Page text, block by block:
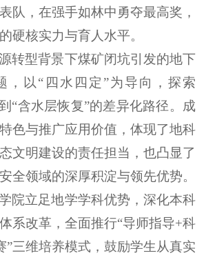
队，在强手如林中勇夺最高奖，
硬核实力与育人水平。
转型背景下煤矿闭坑引发的地下
，以“四水四定”为导向，探索
“含水层恢复”的差异化路径。成
色与推广应用价值，体现了地科
文明建设的责任担当，也凸显了
全领域的深厚积淀与领先优势。
院立足地学学科优势，深化本科
系改革，全面推行“导师指导+科
”三维培养模式，鼓励学生从真实